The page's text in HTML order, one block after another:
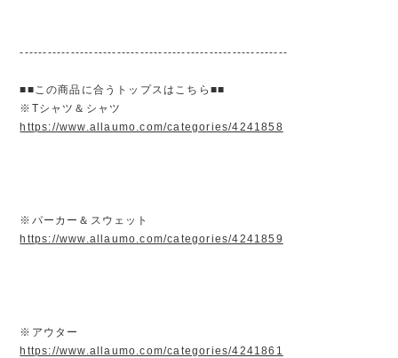
----------------------------------------------------------
■■この商品に合うトップスはこちら■■
※Tシャツ＆シャツ
https://www.allaumo.com/categories/4241858
※パーカー＆スウェット
https://www.allaumo.com/categories/4241859
※アウター
https://www.allaumo.com/categories/4241861